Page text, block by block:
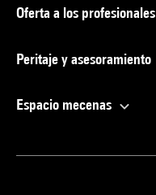
Oferta a los profesionales
Peritaje y asesoramiento
Espacio mecenas